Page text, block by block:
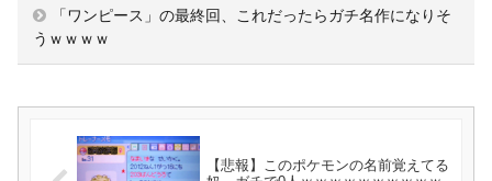
「ワンピース」の最終回、これだったらガチ名作になりそ
うｗｗｗｗ
【悲報】このポケモンの名前覚えてる